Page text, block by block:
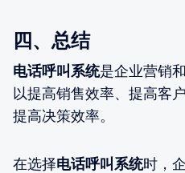
四、总结
电话呼叫系统是企业营销
以提高销售效率、提高客
提高决策效率。
在选择电话呼叫系统时，